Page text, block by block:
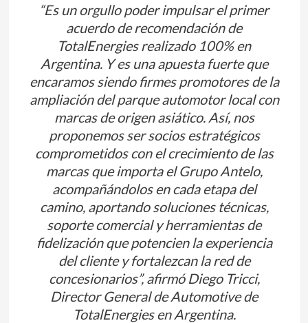
“Es un orgullo poder impulsar el primer
acuerdo de recomendación de
TotalEnergies realizado 100% en
Argentina. Y es una apuesta fuerte que
encaramos siendo firmes promotores de la
ampliación del parque automotor local con
marcas de origen asiático. Así, nos
proponemos ser socios estratégicos
comprometidos con el crecimiento de las
marcas que importa el Grupo Antelo,
acompañándolos en cada etapa del
camino, aportando soluciones técnicas,
soporte comercial y herramientas de
fidelización que potencien la experiencia
del cliente y fortalezcan la red de
concesionarios”, afirmó Diego Tricci,
Director General de Automotive de
TotalEnergies en Argentina.